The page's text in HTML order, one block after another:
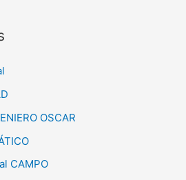
OSCAR
CAMPO